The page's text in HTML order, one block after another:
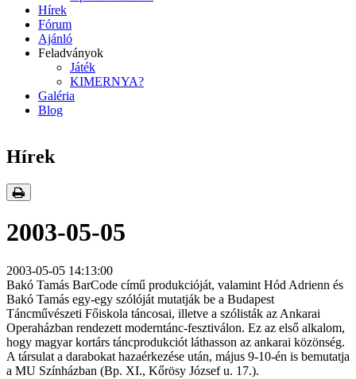
Hírek
Fórum
Ajánló
Feladványok
Játék
KIMERNYA?
Galéria
Blog
Hírek
2003-05-05
2003-05-05 14:13:00
Bakó Tamás BarCode című produkcióját, valamint Hód Adrienn és
Bakó Tamás egy-egy szólóját mutatják be a Budapest
Táncművészeti Főiskola táncosai, illetve a szólisták az Ankarai
Operaházban rendezett moderntánc-fesztiválon. Ez az első alkalom,
hogy magyar kortárs táncprodukciót láthasson az ankarai közönség.
A társulat a darabokat hazaérkezése után, május 9-10-én is bemutatja
a MU Színházban (Bp. XI., Kőrösy József u. 17.).